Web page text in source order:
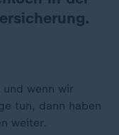
wenn wir
tun, dann haben
weiter.